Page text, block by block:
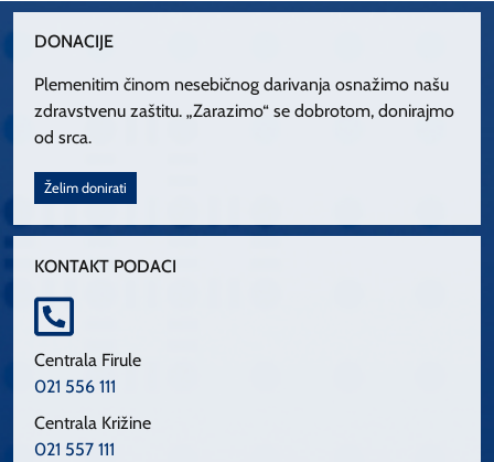
DONACIJE
Plemenitim činom nesebičnog darivanja osnažimo našu
zdravstvenu zaštitu. „Zarazimo“ se dobrotom, donirajmo
od srca.
Želim donirati
KONTAKT PODACI
Centrala Firule
021 556 111
Centrala Križine
021 557 111